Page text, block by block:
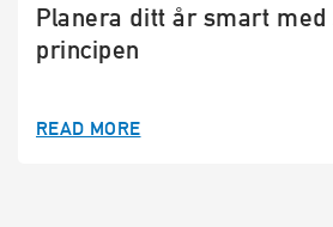
Planera ditt år smart
principen
READ MORE